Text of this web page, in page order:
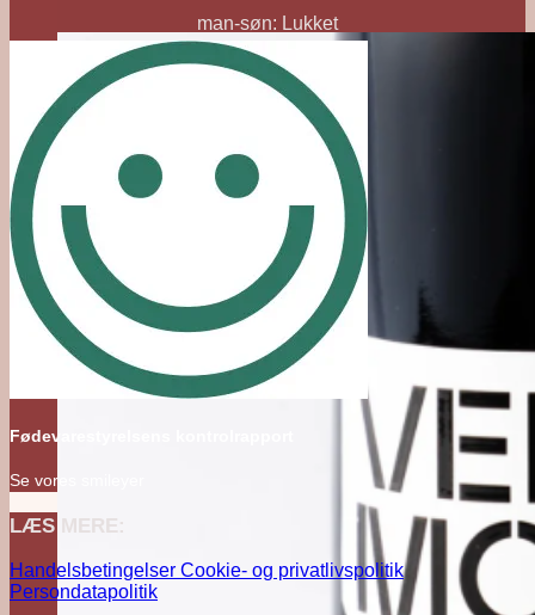
man-søn: Lukket
Fødevarestyrelsens kontrolrapport
Se vores smileyer
LÆS MERE:
Handelsbetingelser Cookie- og privatlivspolitik
Persondatapolitik